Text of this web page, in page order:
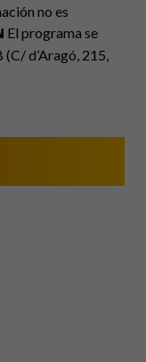
no es
El programa se
d’Aragó, 215,